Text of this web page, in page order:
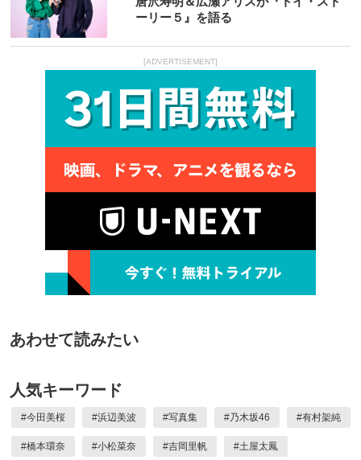
ーリー５』を語る
[ADVERTISEMENT]
あわせて読みたい
人気キーワード
#今田美桜 #浜辺美波 #写真集 #乃木坂46 #有村架純
#橋本環奈 #小松菜奈 #吉岡里帆 #土屋太鳳